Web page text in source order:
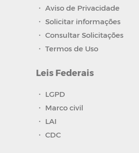
・ Aviso de Privacidade
・ Solicitar informações
・ Consultar Solicitações
・ Termos de Uso
Leis Federais
・ LGPD
・ Marco civil
・ LAI
・ CDC